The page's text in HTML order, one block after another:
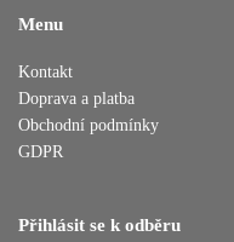
Menu
Kontakt
Doprava a platba
Obchodní podmínky
GDPR
Přihlásit se k odběru